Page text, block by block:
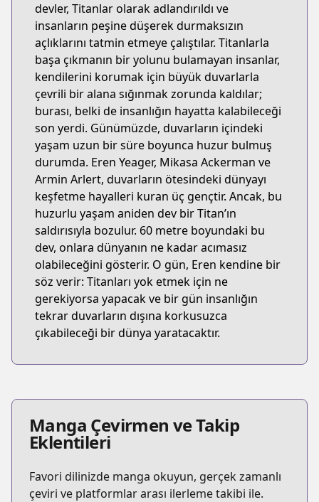
devler, Titanlar olarak adlandırıldı ve
insanların peşine düşerek durmaksızın
açlıklarını tatmin etmeye çalıştılar. Titanlarla
başa çıkmanın bir yolunu bulamayan insanlar,
kendilerini korumak için büyük duvarlarla
çevrili bir alana sığınmak zorunda kaldılar;
burası, belki de insanlığın hayatta kalabileceği
son yerdi. Günümüzde, duvarların içindeki
yaşam uzun bir süre boyunca huzur bulmuş
durumda. Eren Yeager, Mikasa Ackerman ve
Armin Arlert, duvarların ötesindeki dünyayı
keşfetme hayalleri kuran üç gençtir. Ancak, bu
huzurlu yaşam aniden dev bir Titan’ın
saldırısıyla bozulur. 60 metre boyundaki bu
dev, onlara dünyanın ne kadar acımasız
olabileceğini gösterir. O gün, Eren kendine bir
söz verir: Titanları yok etmek için ne
gerekiyorsa yapacak ve bir gün insanlığın
tekrar duvarların dışına korkusuzca
çıkabileceği bir dünya yaratacaktır.
Manga Çevirmen ve Takip
Eklentileri
Favori dilinizde manga okuyun, gerçek zamanlı
çeviri ve platformlar arası ilerleme takibi ile.